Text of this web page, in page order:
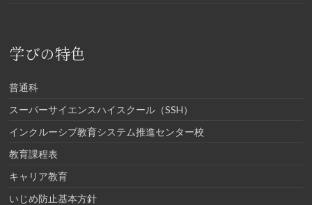
学びの特色
普通科
スーパーサイエンスハイスクール（SSH）
インクルーシブ教育システム推進センター校
教育課程表
キャリア教育
いじめ防止基本方針